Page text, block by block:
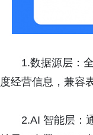
1.数据源层：
度经营信息，兼容
2.AI 智能层：